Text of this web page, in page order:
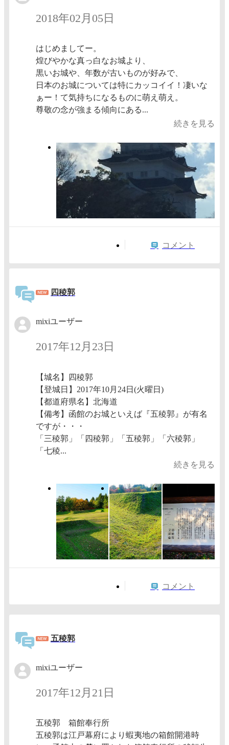
2018年02月05日
はじめましてー。
煌びやかな真っ白なお城より、
黒いお城や、年数が古いものが好みで、
日本のお城については特にカッコイイ！凄いな
ぁー！て気持ちになるものに萌え萌え。
尊敬の念が強まる傾向にある...
続きを見る
コメント
四稜郭
mixiユーザー
2017年12月23日
【城名】四稜郭
【登城日】2017年10月24日(火曜日)
【都道府県名】北海道
【備考】函館のお城といえば『五稜郭』が有名
ですが・・・
「三稜郭」「四稜郭」「五稜郭」「六稜郭」
「七稜...
続きを見る
コメント
五稜郭
mixiユーザー
2017年12月21日
五稜郭 箱館奉行所
五稜郭は江戸幕府により蝦夷地の箱館開港時